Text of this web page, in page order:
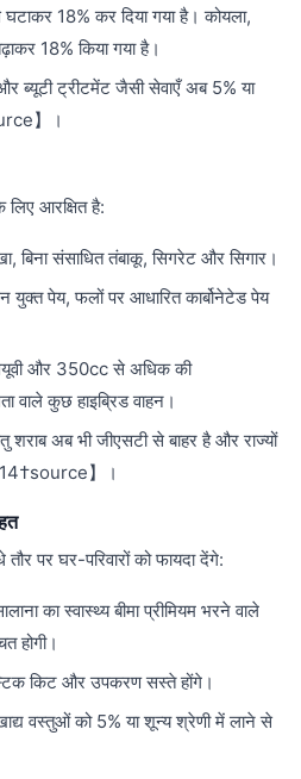
18% कर दिया गया है। कोयला,
18% किया गया है।
ब्यूटी ट्रीटमेंट जैसी सेवाएँ अब 5% या
】।
आरक्षित है:
बिना संसाधित तंबाकू, सिगरेट और सिगार।
युक्त पेय, फलों पर आधारित कार्बोनेटेड पेय
और 350cc से अधिक की
वाले कुछ हाइब्रिड वाहन।
शराब अब भी जीएसटी से बाहर है और राज्यों
】।
पर घर-परिवारों को फायदा देंगे:
का स्वास्थ्य बीमा प्रीमियम भरने वाले
होगी।
किट और उपकरण सस्ते होंगे।
वस्तुओं को 5% या शून्य श्रेणी में लाने से